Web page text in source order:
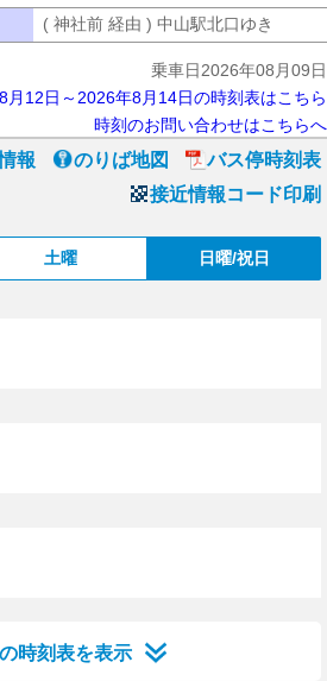
( 神社前 経由 ) 中山駅北口ゆき
乗車日2026年08月09日
月12日～2026年8月14日の時刻表はこちら
時刻のお問い合わせはこちらへ
報 のりば地図
バス停時刻表
接近情報コード印刷
土曜 日曜/祝日
時刻表を表示